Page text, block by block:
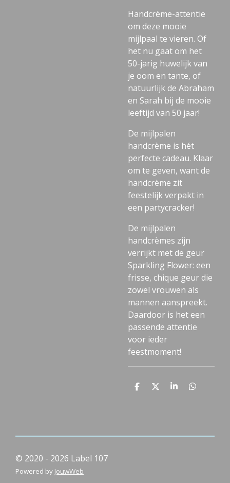
Handcrème-attentie
om deze mooie
mijlpaal te vieren. Of
het nu gaat om het
50-jarig huwelijk van
je oom en tante, of
natuurlijk de Abraham
en Sarah bij de mooie
leeftijd van 50 jaar!
De mijlpalen
handcrème is hét
perfecte cadeau. Klaar
om te geven, want de
handcrème zit
feestelijk verpakt in
een partycracker!
De mijlpalen
handcrèmes zijn
verrijkt met de geur
Sparkling Flower: een
frisse, chique geur die
zowel vrouwen als
mannen aanspreekt.
Daardoor is het een
passende attentie
voor ieder
feestmoment!
D
D
S
D
© 2020 - 2026 Label 107
Powered by JouwWeb